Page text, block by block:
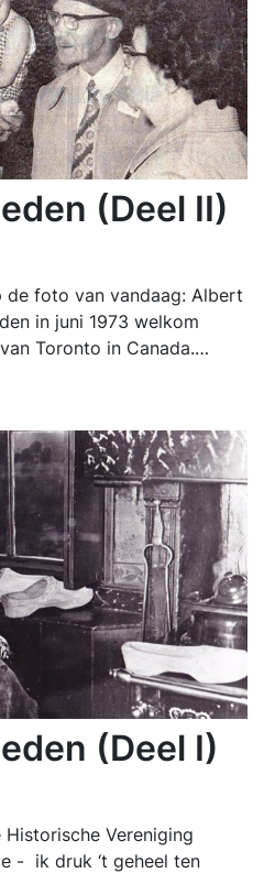
(Deel II)
foto van vandaag: Albert
in juni 1973 welkom
Toronto in Canada.…
(Deel I)
Vereniging
- ik druk ‘t geheel ten